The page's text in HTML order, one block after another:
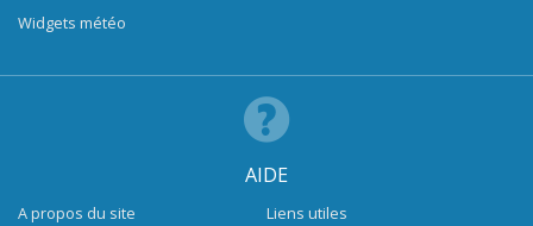
Widgets météo
AIDE
A propos du site
Liens utiles